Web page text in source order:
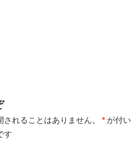
されることはありません。 * が付い
す